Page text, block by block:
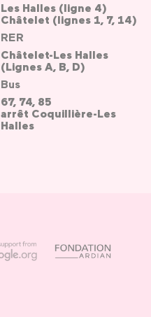
Les Halles (ligne 4)
Châtelet (lignes 1, 7, 14)
RER
Châtelet-Les Halles
(Lignes A, B, D)
Bus
67, 74, 85
arrêt Coquillière-Les
Halles